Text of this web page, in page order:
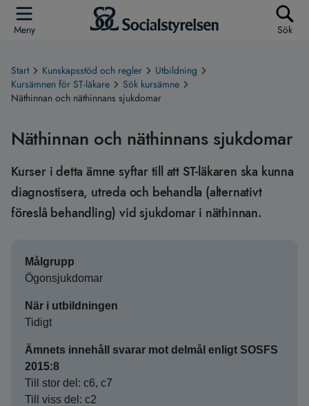
Meny Sök
Start Kunskapsstöd och regler
Utbildning
Kursämnen för ST-läkare
Sök kursämne
Näthinnan och näthinnans sjukdomar
Näthinnan och näthinnans sjukdomar
Kurser i detta ämne syftar till att ST-läkaren ska kunna
diagnostisera, utreda och behandla (alternativt
föreslå behandling) vid sjukdomar i näthinnan.
Målgrupp
Ögonsjukdomar
När i utbildningen
Tidigt
Ämnets innehåll svarar mot delmål enligt SOSFS
2015:8
Till stor del: c6, c7
Till viss del: c2